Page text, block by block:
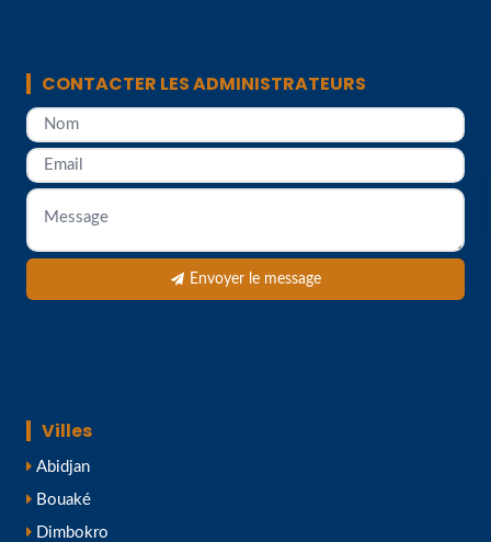
CONTACTER LES ADMINISTRATEURS
Envoyer le message
Villes
Abidjan
Bouaké
Dimbokro